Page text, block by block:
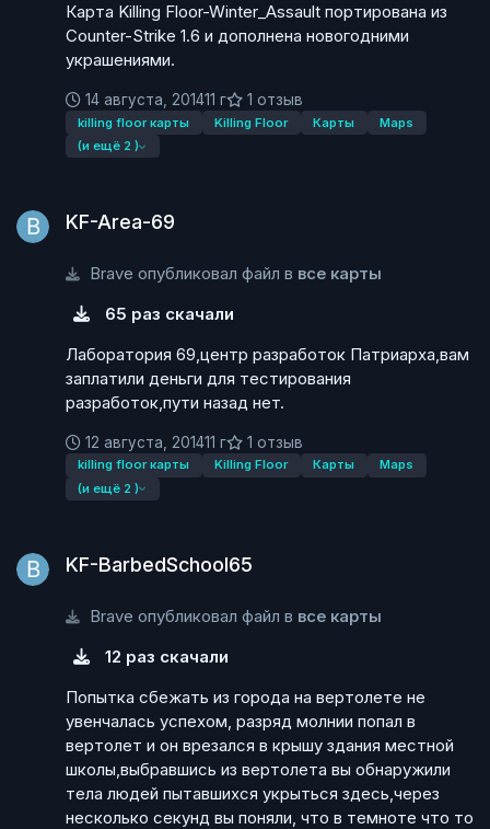
Карта Killing Floor-Winter_Assault портирована из
Counter-Strike 1.6 и дополнена новогодними
украшениями.
14 августа, 201411 г 1 отзыв
killing floor карты Killing Floor Карты
Maps
(и ещё 2 )
KF-Area-69
Brave опубликовал файл в все карты
65 раз скачали
Лаборатория 69,центр разработок Патриарха,вам
заплатили деньги для тестирования
разработок,пути назад нет.
12 августа, 201411 г 1 отзыв
killing floor карты Killing Floor Карты
Maps
(и ещё 2 )
KF-BarbedSchool65
Brave опубликовал файл в все карты
12 раз скачали
Попытка сбежать из города на вертолете не
увенчалась успехом, разряд молнии попал в
вертолет и он врезался в крышу здания местной
школы,выбравшись из вертолета вы обнаружили
тела людей пытавшихся укрыться здесь,через
несколько секунд вы поняли, что в темноте что то